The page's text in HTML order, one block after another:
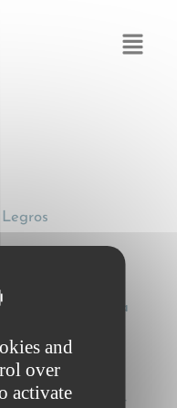
van fiscale
na
2002; de
[The
fines) from
judgment
and
over
activate